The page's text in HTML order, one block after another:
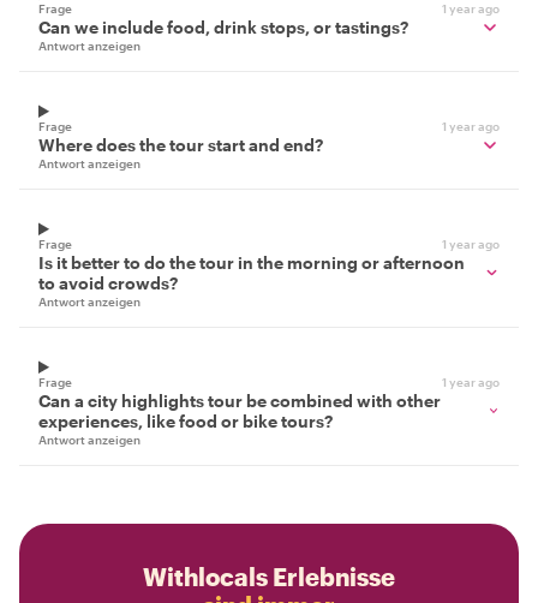
Frage 1 year ago
Can we include food, drink stops, or tastings?
Antwort anzeigen
Frage 1 year ago
Where does the tour start and end?
Antwort anzeigen
Frage 1 year ago
Is it better to do the tour in the morning or afternoon
to avoid crowds?
Antwort anzeigen
Frage 1 year ago
Can a city highlights tour be combined with other
experiences, like food or bike tours?
Antwort anzeigen
Withlocals Erlebnisse